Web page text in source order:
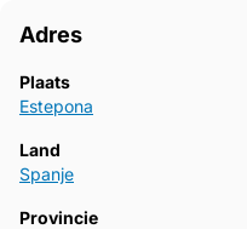
Adres
Plaats
Estepona
Land
Spanje
Provincie